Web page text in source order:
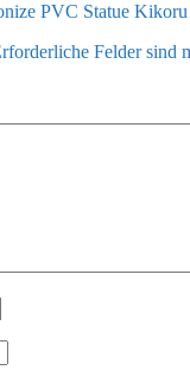
PVC Statue
Felder sind